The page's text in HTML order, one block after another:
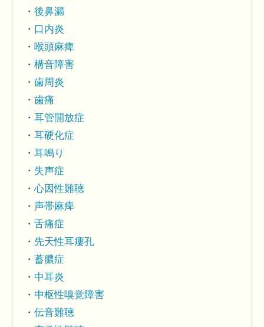
後鼻漏
口内炎
喉頭麻痺
構音障害
歯周炎
歯痛
耳管開放症
耳硬化症
耳鳴り
失声症
心因性難聴
声帯麻痺
舌痛症
先天性耳瘻孔
蓄膿症
中耳炎
中枢性嗅覚障害
伝音難聴